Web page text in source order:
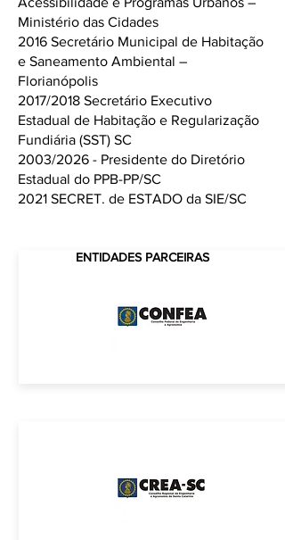
Ministério das Cidades
2016 Secretário Municipal de Habitação
e Saneamento Ambiental –
Florianópolis
2017/2018 Secretário Executivo
Estadual de Habitação e Regularização
Fundiária (SST) SC
2003/2026 - Presidente do Diretório
Estadual do PPB-PP/SC
2021 SECRET. de ESTADO da SIE/SC
ENTIDADES PARCEIRAS